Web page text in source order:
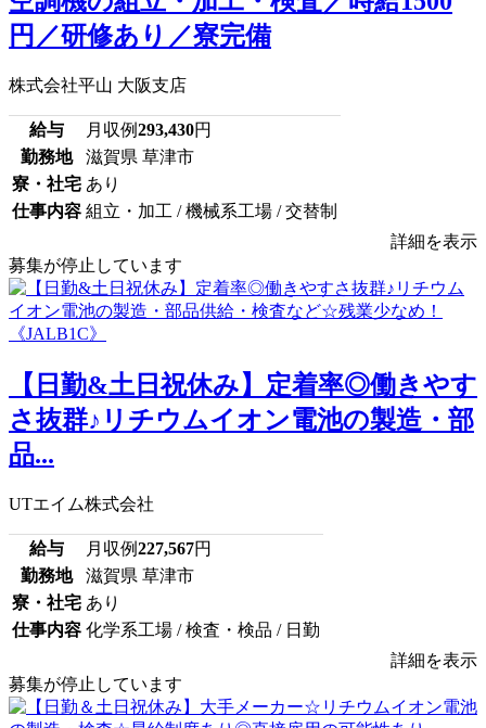
円／研修あり／寮完備
株式会社平山 大阪支店
給与 月収例293,430円
勤務地
滋賀県 草津市
寮・社宅 あり
仕事内容 組立・加工 / 機械系工場 / 交替制
詳細を表示
募集が停止しています
【日勤&土日祝休み】定着率◎働きやす
さ抜群♪リチウムイオン電池の製造・部
品...
UTエイム株式会社
給与 月収例227,567円
勤務地
滋賀県 草津市
寮・社宅 あり
仕事内容 化学系工場 / 検査・検品 / 日勤
詳細を表示
募集が停止しています